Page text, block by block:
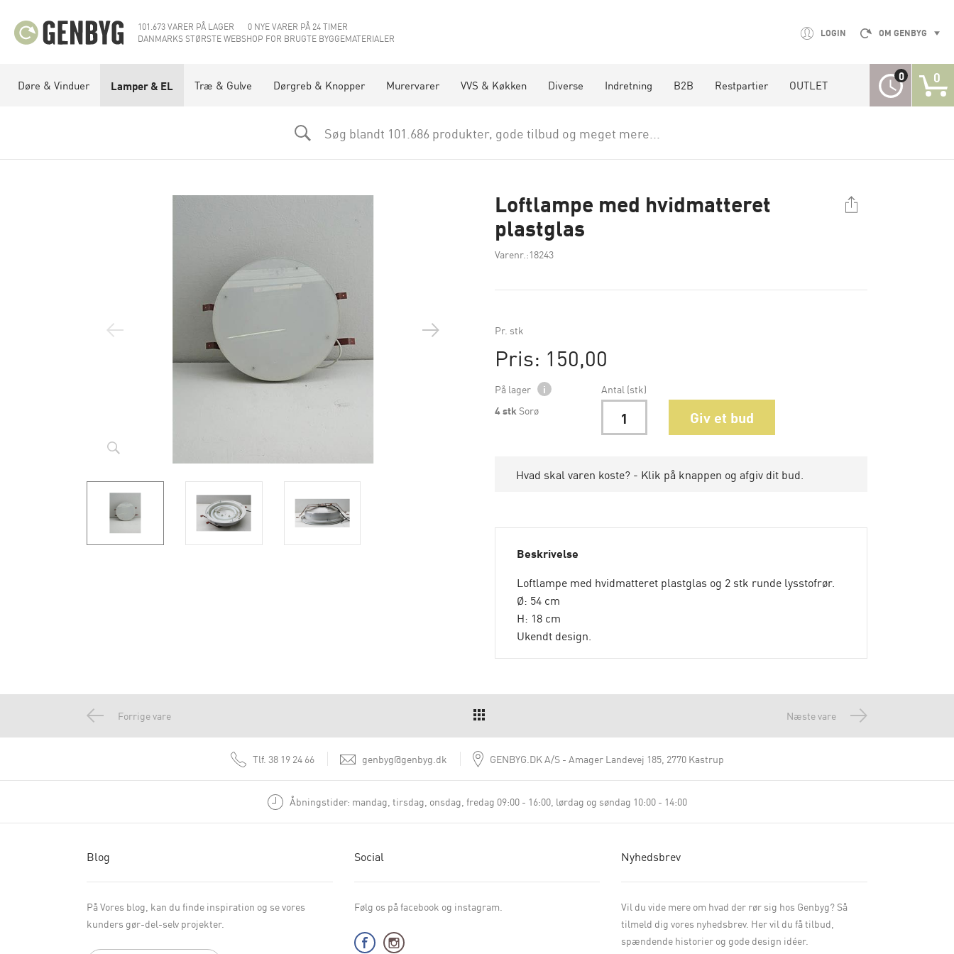
101.673 VARER PÅ LAGER
0 NYE VARER PÅ 24 TIMER
DANMARKS STØRSTE WEBSHOP FOR BRUGTE BYGGEMATERIALER
LOGIN OM GENBYG
Døre & Vinduer Lamper & EL Træ & Gulve Dørgreb & Knopper Murervarer VVS & Køkken Diverse Indretning B2B Restpartier OUTLET
0 0
Søg blandt 101.686 produkter, gode tilbud og meget mere...
Loftlampe med hvidmatteret
plastglas
Varenr.:18243
Pr. stk
Pris: 150,00
På lager
i
4 stk Sorø
Antal (stk)
Giv et bud
Hvad skal varen koste? - Klik på knappen og afgiv dit bud.
Beskrivelse
Loftlampe med hvidmatteret plastglas og 2 stk runde lysstofrør.
Ø: 54 cm
H: 18 cm
Ukendt design.
Forrige vare Næste vare
Tlf. 38 19 24 66 genbyg@genbyg.dk GENBYG.DK A/S Amager Landevej 185 2770 Kastrup
Åbningstider: mandag, tirsdag, onsdag, fredag 09:00 - 16:00 lørdag og søndag 10:00 - 14:00
Blog
På Vores blog, kan du finde inspiration og se vores
kunders gør-del-selv projekter.
Social
Følg os på facebook og instagram.
Nyhedsbrev
Vil du vide mere om hvad der rør sig hos Genbyg? Så
tilmeld dig vores nyhedsbrev. Her vil du få tilbud,
spændende historier og gode design idéer.